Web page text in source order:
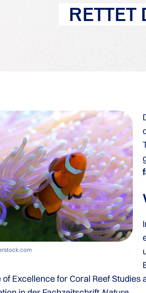
of Excellence for Coral Reef Studies